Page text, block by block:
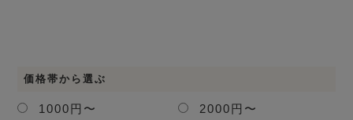
価格帯から選ぶ
1000円〜 2000円〜